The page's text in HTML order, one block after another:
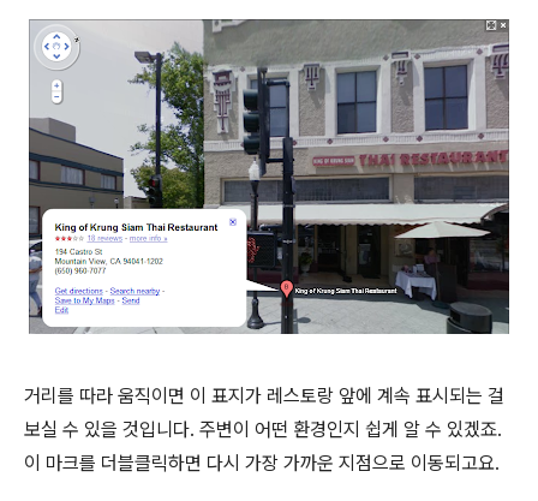
거리를 따라 움직이면 이 표지가 레스토랑 앞에 계속 표시되는 걸
보실 수 있을 것입니다. 주변이 어떤 환경인지 쉽게 알 수 있겠죠.
이 마크를 더블클릭하면 다시 가장 가까운 지점으로 이동되고요.